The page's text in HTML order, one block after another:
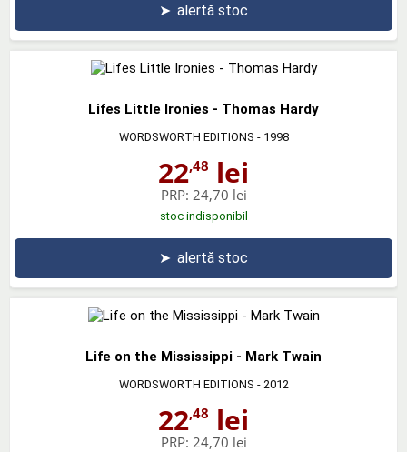
➤ alertă stoc
Lifes Little Ironies - Thomas Hardy
WORDSWORTH EDITIONS - 1998
22,48 lei
PRP: 24,70 lei
stoc indisponibil
➤ alertă stoc
Life on the Mississippi - Mark Twain
WORDSWORTH EDITIONS - 2012
22,48 lei
PRP: 24,70 lei